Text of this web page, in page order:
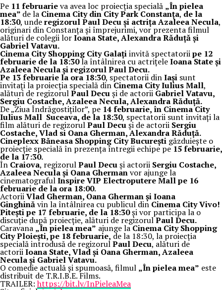
Pe 11 februarieva avea loc proiecția specială „În pielea
mea” de la Cinema City din City Park Constanța,de la
18:30, underegizorul Paul Decu și actrița Azaleea Necula,
originari din Constanța și împrejurimi, vor prezenta filmul
alături de colegii lorIoana State, Alexandra Răduță și
Gabriel Vatavu.
Cinema City Shopping City Galațiinvită spectatoriipe 12
februarie de la 18:30la întâlnirea cu actrițeleIoana State și
Azaleea Necula și regizorul Paul Decu.
Pe 13 februarie la ora 18:30, spectatorii dinIași sunt
invitați la proiecția specială dinCinema City Iulius Mall,
alături de regizorulPaul Decuși de actorii Gabriel Vatavu,
Sergiu Costache, Azaleea Necula, Alexandra Răduță.
De „Ziua Îndrăgostiților”, pe 14 februarie, în Cinema City
Iulius Mall Suceava, de la 18:30, spectatorii sunt invitați la
film alături de regizorulPaul Decuși de actorii Sergiu
Costache, Vlad si Oana Gherman, Alexandra Răduță.
Cineplexx Băneasa Shopping City București găzduiește o
proiecție specială în prezența întregii echipe pe15 februarie,
de la 17:30.
În Craiova, regizorulPaul Decuși actorii Sergiu Costache,
Azaleea Necula și Oana Ghermanvor ajunge la
cinematografulInspire VIP Electroputere Mall pe 16
februarie de la ora 18:00.
ActoriiVlad Gherman, Oana Gherman și Ioana
Ginghinăvin la întâlnirea cu publicul din Cinema City Vivo!
Pitești pe 17 februarie, de la 18:30și vor participa la o
discuție după proiecție, alături de regizorulPaul Decu.
Caravana „În pielea mea” ajunge laCinema City Shopping
City Ploiești, pe 18 februarie, de la 18:30, la proiecția
specială introdusă de regizorulPaul Decu, alături de
actoriiIoana State, Vlad și Oana Gherman, Azaleea
Necula și Gabriel Vatavu.
O comedie actuală și spumoasă, filmul „În pielea mea” este
distribuit de T.R.I.B.E. Films.
TRAILER:https://bit.ly/InPieleaMea